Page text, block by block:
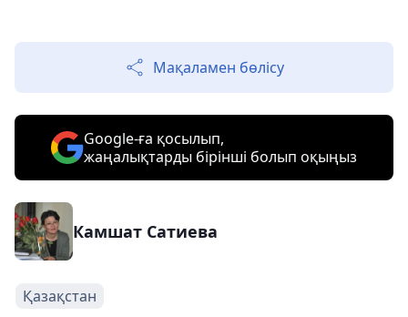
Мақаламен бөлісу
Google-ға қосылып,
жаңалықтарды бірінші болып оқыңыз
Камшат Сатиева
Қазақстан